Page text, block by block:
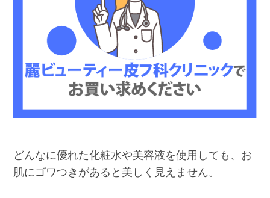
どんなに優れた化粧水や美容液を使用しても、お
肌にゴワつきがあると美しく見えません。